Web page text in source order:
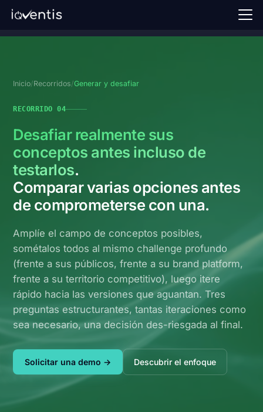
Solicitar una demo →
Conectarse
Inicio/Recorridos/Generar y desafiar
RECORRIDO 04
Desafiar realmente sus
conceptos antes incluso de
testarlos.
Comparar varias opciones antes
de comprometerse con una.
Amplíe el campo de conceptos posibles,
sométalos todos al mismo challenge profundo
(frente a sus públicos, frente a su brand platform,
frente a su territorio competitivo), luego itere
rápido hacia las versiones que aguantan. Tres
preguntas estructurantes, tantas iteraciones como
sea necesario, una decisión des-riesgada al final.
Solicitar una demo → Descubrir el enfoque